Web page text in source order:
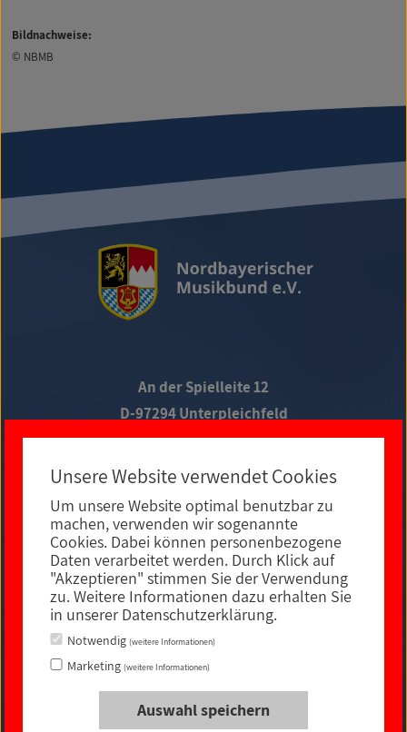
Bildnachweise:
© NBMB
An der Spielleite 12
D-97294 Unterpleichfeld
Telefon +49 9367 988 689-0
Social Media
Unsere Website verwendet Cookies
Um unsere Website optimal benutzbar zu
machen, verwenden wir sogenannte
Cookies. Dabei können personenbezogene
Daten verarbeitet werden. Durch Klick auf
"Akzeptieren" stimmen Sie der Verwendung
zu. Weitere Informationen dazu erhalten Sie
in unserer Datenschutzerklärung.
Notwendig (weitere Informationen)
Marketing (weitere Informationen)
Auswahl speichern